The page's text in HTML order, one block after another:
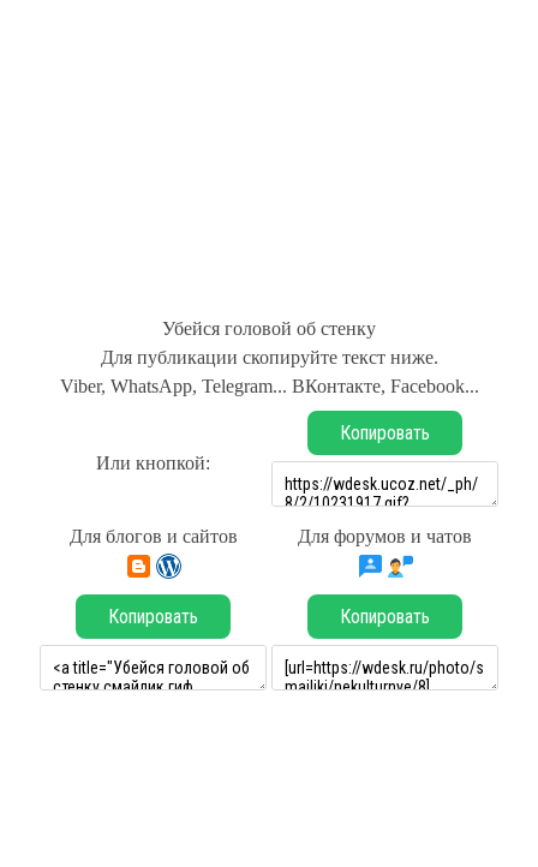
Убейся головой об стенку
Для публикации скопируйте текст ниже.
Viber, WhatsApp, Telegram... ВКонтакте, Facebook...
Или кнопкой:
Копировать
Для блогов и сайтов Для форумов и чатов
Копировать Копировать